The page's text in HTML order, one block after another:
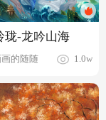
珑-龙吟山海
的随随 1.0w